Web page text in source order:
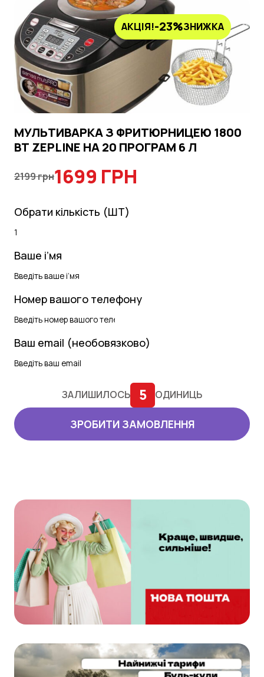
АКЦІЯ!-23%ЗНИЖКА
МУЛЬТИВАРКА З ФРИТЮРНИЦЕЮ 1800
ВТ ZEPLINE НА 20 ПРОГРАМ 6 Л
2199 грн1699 ГРН
Обрати кількість (ШТ)
Ваше і’мя
Номер вашого телефону
Ваш email (необовязково)
ЗРОБИТИ ЗАМОВЛЕННЯ
ЗАЛИШИЛОСЬ 5 ОДИНИЦЬ